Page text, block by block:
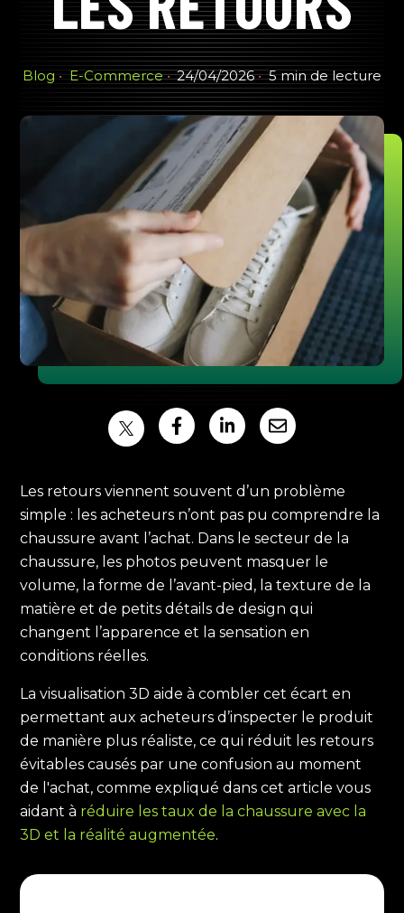
Blog E-Commerce 24/04/2026 5 min de lecture
Les retours viennent souvent d’un problème
simple : les acheteurs n’ont pas pu comprendre la
chaussure avant l’achat. Dans le secteur de la
chaussure, les photos peuvent masquer le
volume, la forme de l’avant-pied, la texture de la
matière et de petits détails de design qui
changent l’apparence et la sensation en
conditions réelles.
La visualisation 3D aide à combler cet écart en
permettant aux acheteurs d’inspecter le produit
de manière plus réaliste, ce qui réduit les retours
évitables causés par une confusion au moment
de l'achat, comme expliqué dans cet article vous
aidant à réduire les taux de la chaussure avec la
3D et la réalité augmentée.